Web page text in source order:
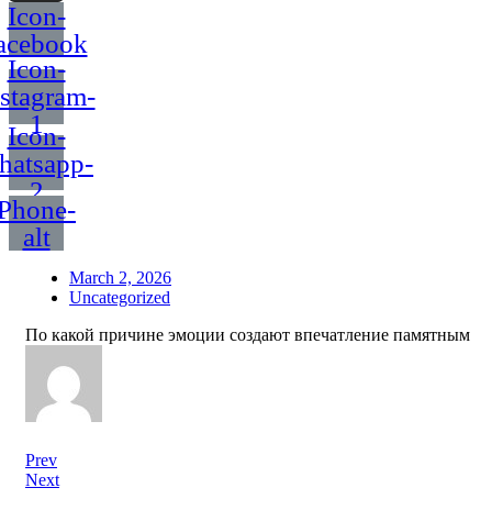
Icon-
Icon-
1
Icon-
2
alt
March 2, 2026
Uncategorized
По какой причине эмоции создают впечатление памятным
Prev
Next